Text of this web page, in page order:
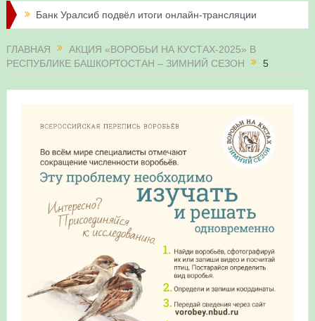
Банк Уралсиб подвёл итоги онлайн-трансляции
Итоги акции «Соловьиные вечера-2026» в
Три птенца сапсанов Уралсиба получили имена и
кольца
Итоги акции «Весенняя перекличка-2026» в
Республике Башкортостан
«Весенняя перекличка-2026» — 21-31 мая 2026
Мероприятие для ребят из дневного лагеря центра
олимпиадного движения «Аврора»
Фотофиксация и осмотр птенцов сапсанов на крыше
ГЛАВНАЯ
АКЦИЯ «ВОРОБЬИ НА КУСТАХ-2025» В
РЕСПУБЛИКЕ БАШКОРТОСТАН – ЗИМНИЙ СЕЗОН
5